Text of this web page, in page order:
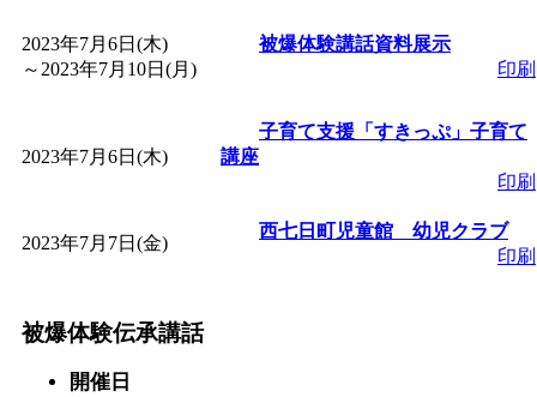
「赤ちゃん子育て講
付期間：2026/08/10～
「赤ちゃん子育て講
付期間：2026/08/10～
レクリエーション
2023年7月6日(木)
～ 2023年7月10日(月)
被爆体験講話資料展示
印刷
2023年7月6日(木)
子育て支援「すきっぷ」子育て
講座
印刷
2023年7月7日(金)
西七日町児童館 幼児クラブ
印刷
被爆体験伝承講話
開催日